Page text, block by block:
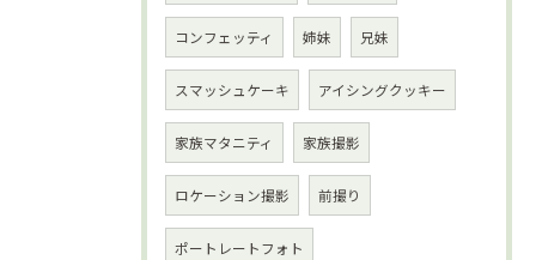
コンフェッティ 姉妹 兄妹
スマッシュケーキ アイシングクッキー
家族マタニティ 家族撮影
ロケーション撮影 前撮り
ポートレートフォト